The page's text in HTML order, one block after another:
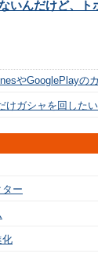
いんだけど、
やGooglePlayの
けガシャを回し
ー
化